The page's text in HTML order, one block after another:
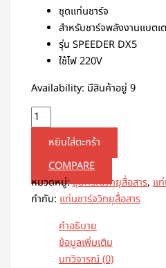
ชุดแท่นชาร์จ
สำหรับชาร์จพลังงานแบตเ
รุ่น SPEEDER DX5
ใช้ไฟ 220V
Availability: มีสินค้าอยู่ 9
หยิบใส่ตะกร้า
COMPARE
หมวดหมู่:อุปกรณ์วิทยุสื่อสาร,แ
กำกับ:แท่นชาร์จวิทยุสื่อสาร
คำอธิบาย
ข้อมูลเพิ่มเติม
บทวิจารณ์ (0)